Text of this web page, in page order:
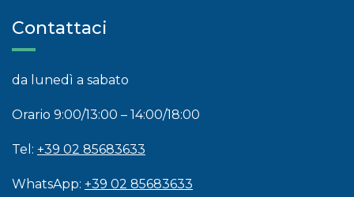
Contattaci
da lunedì a sabato
Orario 9:00/13:00 – 14:00/18:00
Tel: +39 02 85683633
WhatsApp: +39 02 85683633